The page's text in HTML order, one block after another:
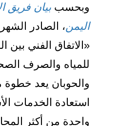
وبحسب بيان فريق
اليمن، الصادر
«الاتفاق الفني بين
للمياه والصرف
والحوبان يعد خطوة
استعادة الخدمات
واحدة من أكثر